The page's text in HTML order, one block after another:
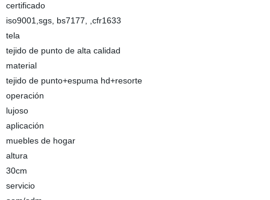
certificado
iso9001,sgs, bs7177, ,cfr1633
tela
tejido de punto de alta calidad
material
tejido de punto+espuma hd+resorte
operación
lujoso
aplicación
muebles de hogar
altura
30cm
servicio